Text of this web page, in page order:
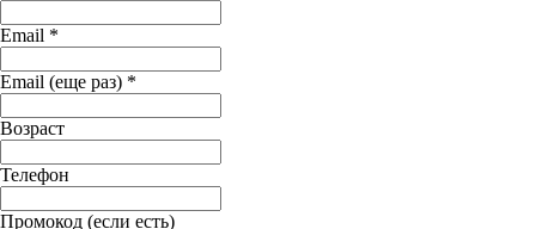
Email *
Email (еще раз) *
Возраст
Телефон
Промокод (если есть)